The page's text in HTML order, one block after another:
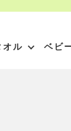
オル ベビ